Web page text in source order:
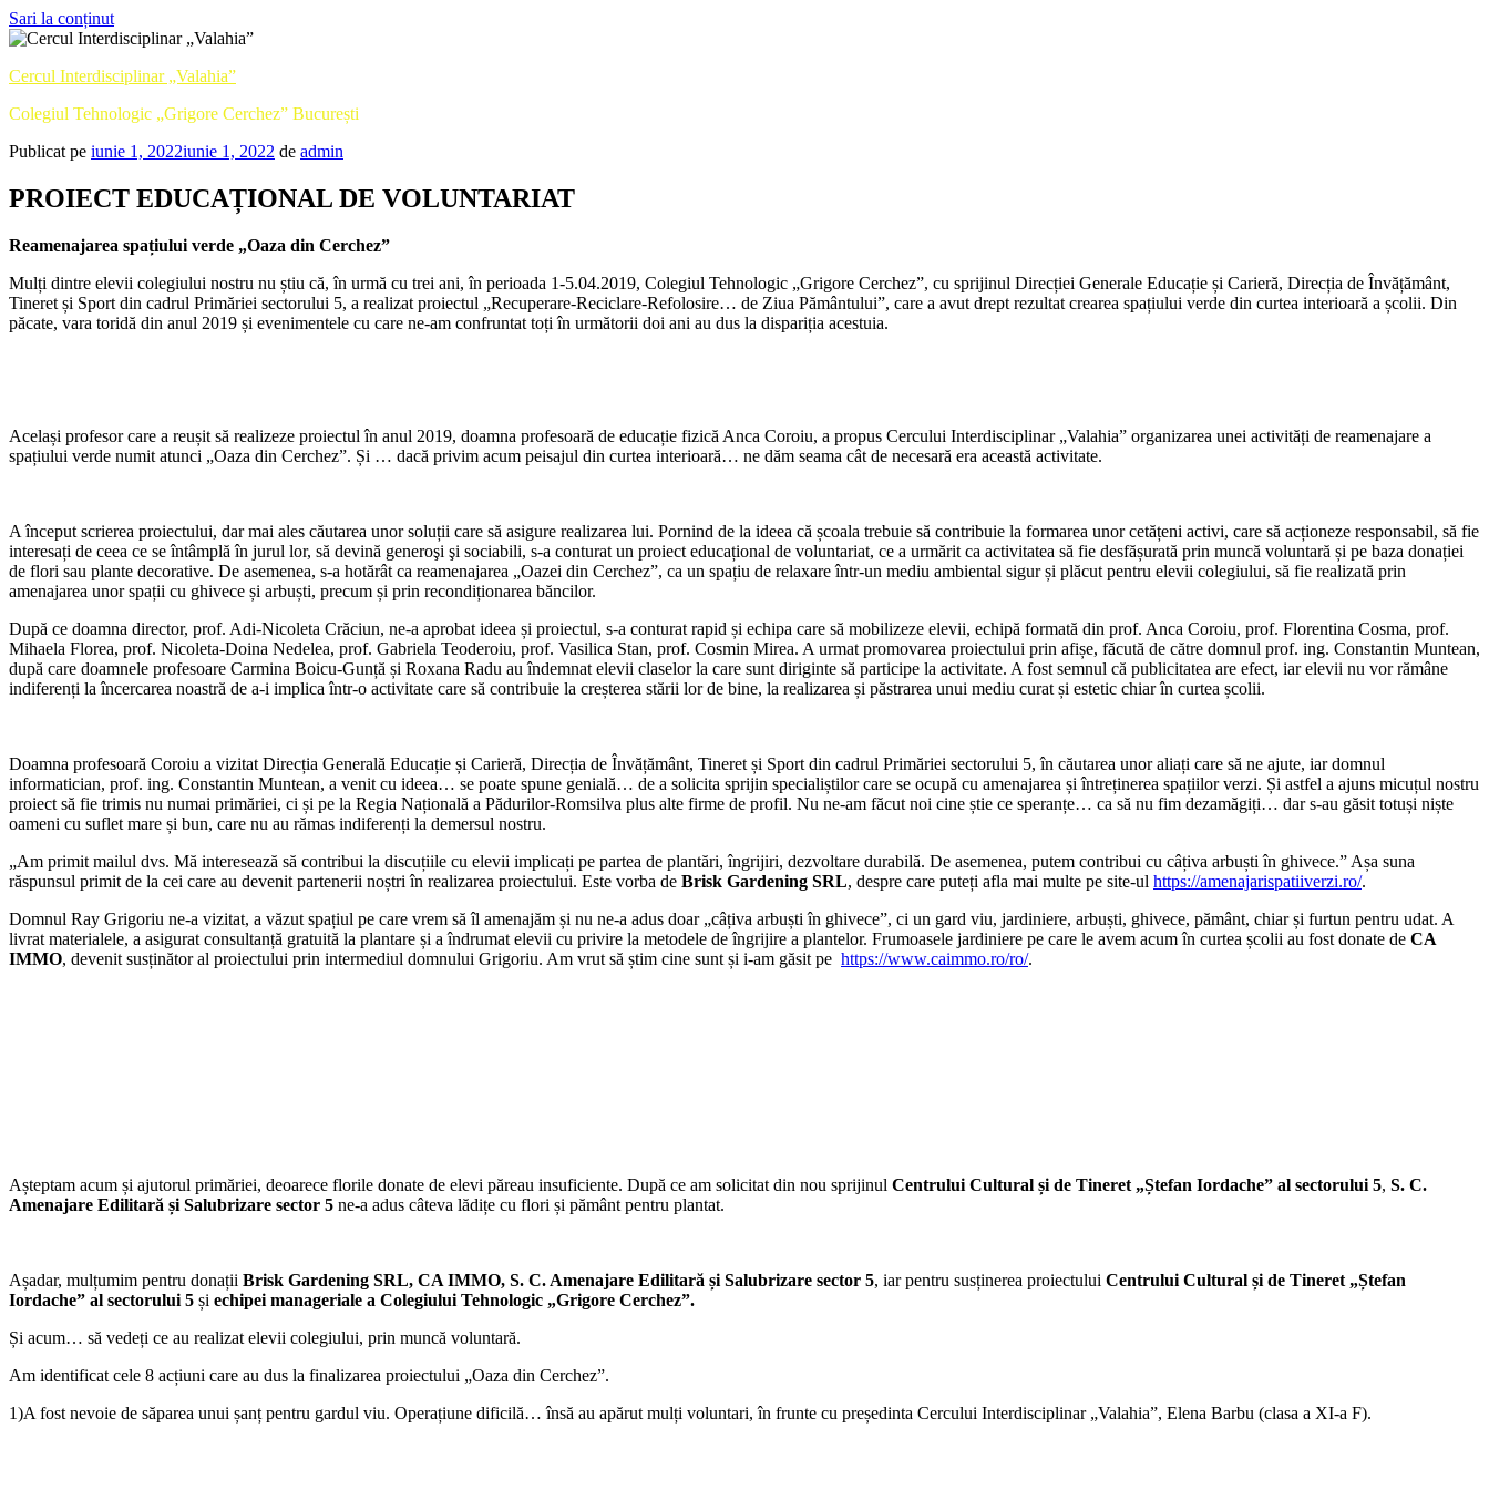
Sari la conținut
Cercul Interdisciplinar „Valahia”
Colegiul Tehnologic „Grigore Cerchez” București
Publicat pe iunie 1, 2022iunie 1, 2022 de admin
PROIECT EDUCAȚIONAL DE VOLUNTARIAT
Reamenajarea spațiului verde „Oaza din Cerchez”
Mulți dintre elevii colegiului nostru nu știu că, în urmă cu trei ani, în perioada 1-5.04.2019, Colegiul Tehnologic „Grigore Cerchez”, cu sprijinul Direcției Generale Educație și Carieră, Direcția de Învățământ,
Tineret și Sport din cadrul Primăriei sectorului 5, a realizat proiectul „Recuperare-Reciclare-Refolosire… de Ziua Pământului”, care a avut drept rezultat crearea spațiului verde din curtea interioară a școlii. Din
păcate, vara toridă din anul 2019 și evenimentele cu care ne-am confruntat toți în următorii doi ani au dus la dispariția acestuia.
Același profesor care a reușit să realizeze proiectul în anul 2019, doamna profesoară de educație fizică Anca Coroiu, a propus Cercului Interdisciplinar „Valahia” organizarea unei activități de reamenajare a
spațiului verde numit atunci „Oaza din Cerchez”. Și … dacă privim acum peisajul din curtea interioară… ne dăm seama cât de necesară era această activitate.
A început scrierea proiectului, dar mai ales căutarea unor soluții care să asigure realizarea lui. Pornind de la ideea că școala trebuie să contribuie la formarea unor cetățeni activi, care să acționeze responsabil, să fie
interesați de ceea ce se întâmplă în jurul lor, să devină generoşi şi sociabili, s-a conturat un proiect educațional de voluntariat, ce a urmărit ca activitatea să fie desfășurată prin muncă voluntară și pe baza donației
de flori sau plante decorative. De asemenea, s-a hotărât ca reamenajarea „Oazei din Cerchez”, ca un spațiu de relaxare într-un mediu ambiental sigur și plăcut pentru elevii colegiului, să fie realizată prin
amenajarea unor spații cu ghivece și arbuști, precum și prin recondiționarea băncilor.
După ce doamna director, prof. Adi-Nicoleta Crăciun, ne-a aprobat ideea și proiectul, s-a conturat rapid și echipa care să mobilizeze elevii, echipă formată din prof. Anca Coroiu, prof. Florentina Cosma, prof.
Mihaela Florea, prof. Nicoleta-Doina Nedelea, prof. Gabriela Teoderoiu, prof. Vasilica Stan, prof. Cosmin Mirea. A urmat promovarea proiectului prin afișe, făcută de către domnul prof. ing. Constantin Muntean,
după care doamnele profesoare Carmina Boicu-Gunță și Roxana Radu au îndemnat elevii claselor la care sunt diriginte să participe la activitate. A fost semnul că publicitatea are efect, iar elevii nu vor rămâne
indiferenți la încercarea noastră de a-i implica într-o activitate care să contribuie la creșterea stării lor de bine, la realizarea și păstrarea unui mediu curat și estetic chiar în curtea școlii.
Doamna profesoară Coroiu a vizitat Direcția Generală Educație și Carieră, Direcția de Învățământ, Tineret și Sport din cadrul Primăriei sectorului 5, în căutarea unor aliați care să ne ajute, iar domnul
informatician, prof. ing. Constantin Muntean, a venit cu ideea… se poate spune genială… de a solicita sprijin specialiștilor care se ocupă cu amenajarea și întreținerea spațiilor verzi. Și astfel a ajuns micuțul nostru
proiect să fie trimis nu numai primăriei, ci și pe la Regia Națională a Pădurilor-Romsilva plus alte firme de profil. Nu ne-am făcut noi cine știe ce speranțe… ca să nu fim dezamăgiți… dar s-au găsit totuși niște
oameni cu suflet mare și bun, care nu au rămas indiferenți la demersul nostru.
„Am primit mailul dvs. Mă interesează să contribui la discuțiile cu elevii implicați pe partea de plantări, îngrijiri, dezvoltare durabilă. De asemenea, putem contribui cu câțiva arbuști în ghivece.” Așa suna
răspunsul primit de la cei care au devenit partenerii noștri în realizarea proiectului. Este vorba de Brisk Gardening SRL, despre care puteți afla mai multe pe site-ul https://amenajarispatiiverzi.ro/.
Domnul Ray Grigoriu ne-a vizitat, a văzut spațiul pe care vrem să îl amenajăm și nu ne-a adus doar „câțiva arbuști în ghivece”, ci un gard viu, jardiniere, arbuști, ghivece, pământ, chiar și furtun pentru udat. A
livrat materialele, a asigurat consultanță gratuită la plantare și a îndrumat elevii cu privire la metodele de îngrijire a plantelor. Frumoasele jardiniere pe care le avem acum în curtea școlii au fost donate de CA
IMMO, devenit susținător al proiectului prin intermediul domnului Grigoriu. Am vrut să știm cine sunt și i-am găsit pe https://www.caimmo.ro/ro/.
Așteptam acum și ajutorul primăriei, deoarece florile donate de elevi păreau insuficiente. După ce am solicitat din nou sprijinul Centrului Cultural și de Tineret „Ștefan Iordache” al sectorului 5, S. C.
Amenajare Edilitară și Salubrizare sector 5 ne-a adus câteva lădițe cu flori și pământ pentru plantat.
Așadar, mulțumim pentru donații Brisk Gardening SRL, CA IMMO, S. C. Amenajare Edilitară și Salubrizare sector 5, iar pentru susținerea proiectului Centrului Cultural și de Tineret „Ștefan
Iordache” al sectorului 5 și echipei manageriale a Colegiului Tehnologic „Grigore Cerchez”.
Și acum… să vedeți ce au realizat elevii colegiului, prin muncă voluntară.
Am identificat cele 8 acțiuni care au dus la finalizarea proiectului „Oaza din Cerchez”.
1)A fost nevoie de săparea unui șanț pentru gardul viu. Operațiune dificilă… însă au apărut mulți voluntari, în frunte cu președinta Cercului Interdisciplinar „Valahia”, Elena Barbu (clasa a XI-a F).